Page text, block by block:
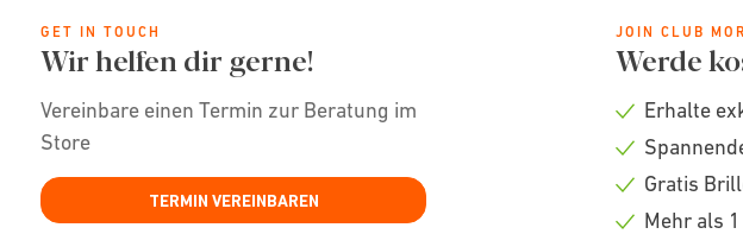
GET IN TOUCH
Wir helfen dir gerne!
Vereinbare einen Termin zur Beratung im
Store
TERMIN VEREINBAREN
JOIN CLUB
Werde
Check
Erhalte
Check
Check
Gratis
Mehr als